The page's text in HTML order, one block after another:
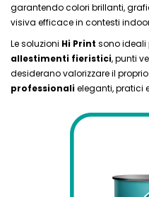
garantendo colori brillanti,
visiva efficace in contesti
Le soluzioni Hi Print sono ideali
allestimenti fieristici, punti
desiderano valorizzare il
professionalieleganti, pratici